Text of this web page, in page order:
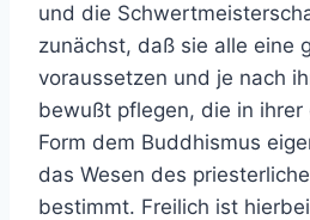
und die
zunächst, daß sie alle eine
voraussetzen und je nach
bewußt pflegen, die in
Form dem Buddhismus
das Wesen des
bestimmt. Freilich ist